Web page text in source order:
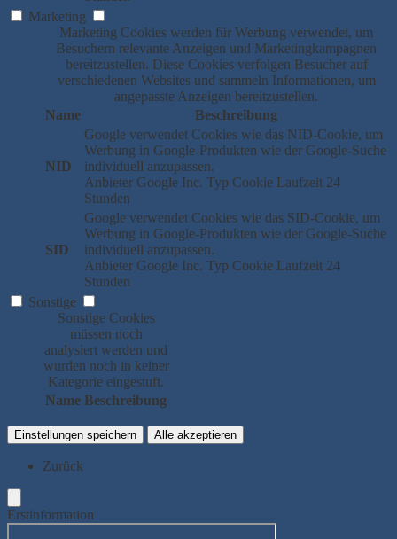
Marketing
Marketing Cookies werden für Werbung verwendet, um
Besuchern relevante Anzeigen und Marketingkampagnen
bereitzustellen. Diese Cookies verfolgen Besucher auf
verschiedenen Websites und sammeln Informationen, um
angepasste Anzeigen bereitzustellen.
Name
Beschreibung
NID
Google verwendet Cookies wie das NID-Cookie, um
Werbung in Google-Produkten wie der Google-Suche
individuell anzupassen.
Anbieter Google Inc. Typ Cookie Laufzeit 24
Stunden
SID
Google verwendet Cookies wie das SID-Cookie, um
Werbung in Google-Produkten wie der Google-Suche
individuell anzupassen.
Anbieter Google Inc. Typ Cookie Laufzeit 24
Stunden
Sonstige
Sonstige Cookies
müssen noch
analysiert werden und
wurden noch in keiner
Kategorie eingestuft.
Name Beschreibung
Einstellungen speichern Alle akzeptieren
Zurück
Erstinformation